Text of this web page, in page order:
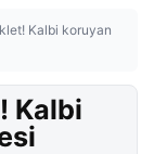
Kalbi koruyan
Kalbi